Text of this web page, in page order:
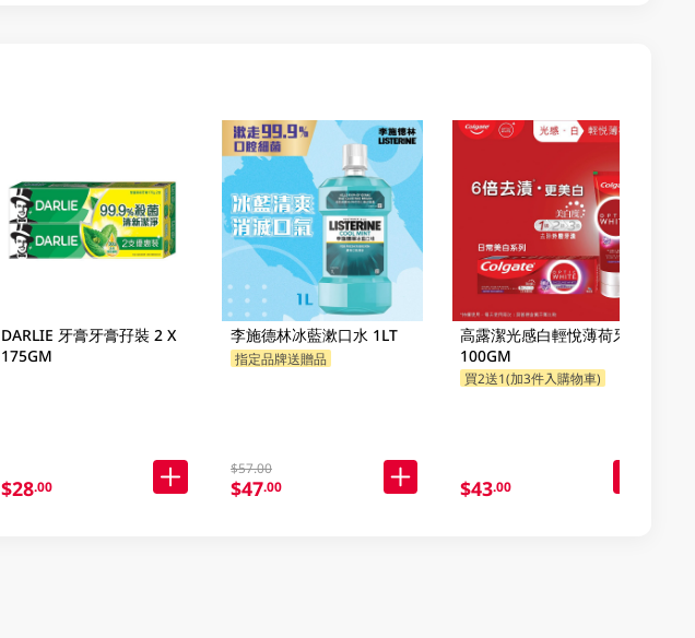
DARLIE 牙膏牙膏孖裝 2 X
175GM
$28.00
李施德林冰藍漱口水 1LT
指定品牌送贈品
$57.00
$47.00
高露潔光感白輕悅薄荷牙膏
100GM
買2送1(加3件入購物車)
$43.00